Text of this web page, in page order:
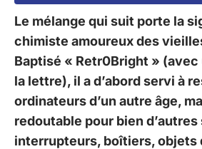
Le mélange qui suit porte la
chimiste amoureux des
Baptisé « Retr0Bright » (avec
la lettre), il a d’abord servi à
ordinateurs d’un autre âge,
redoutable pour bien
interrupteurs, boîtiers, objets